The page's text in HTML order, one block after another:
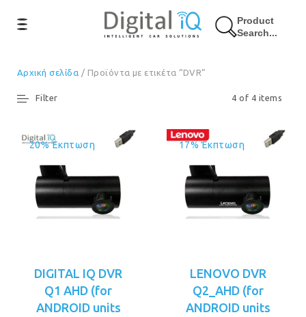
Product
Search...
Αρχική σελίδα / Προϊόντα με ετικέτα “DVR”
4 of 4 items
Filter
20% Έκπτωση
DIGITAL IQ DVR
Q1 AHD (for
ANDROID units
17% Έκπτωση
LENOVO DVR
Q2_AHD (for
ANDROID units